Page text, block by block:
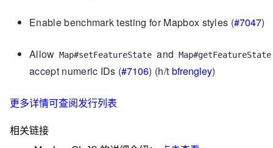
Enable benchmark testing for Mapbox styles (#7047)
Allow Map#setFeatureState and Map#getFeatureState
accept numeric IDs (#7106) (h/t bfrengley)
更多详情可查阅发行列表
相关链接